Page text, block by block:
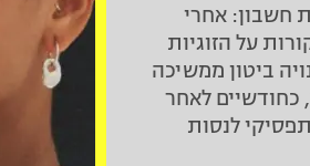
חשבון: אחרי
על הזוגיות
ביטון ממשיכה
כחודשיים לאחר
לנסות